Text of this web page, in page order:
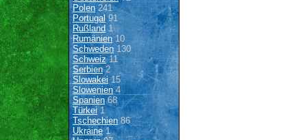
Polen 241
Portugal91
Rußland 1
Rumänien10
Schweden 130
Schweiz11
Serbien2
Slowakei15
Slowenien4
Spanien68
Türkei1
Tschechien 86
Ukraine1